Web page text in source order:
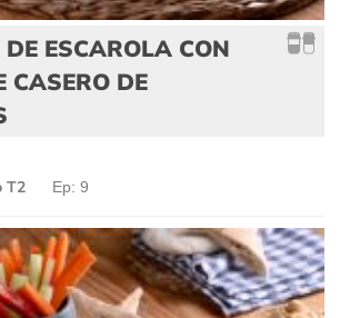
ESCAROLA CON
CASERO DE
T2 Ep: 9